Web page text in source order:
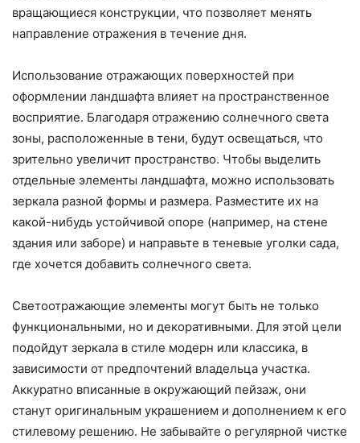
вращающиеся конструкции, что позволяет менять
направление отражения в течение дня.
Использование отражающих поверхностей при
оформлении ландшафта влияет на пространственное
восприятие. Благодаря отражению солнечного света
зоны, расположенные в тени, будут освещаться, что
зрительно увеличит пространство. Чтобы выделить
отдельные элементы ландшафта, можно использовать
зеркала разной формы и размера. Разместите их на
какой-нибудь устойчивой опоре (например, на стене
здания или заборе) и направьте в теневые уголки сада,
где хочется добавить солнечного света.
Светоотражающие элементы могут быть не только
функциональными, но и декоративными. Для этой цели
подойдут зеркала в стиле модерн или классика, в
зависимости от предпочтений владельца участка.
Аккуратно вписанные в окружающий пейзаж, они
станут оригинальным украшением и дополнением к его
стилевому решению. Не забывайте о регулярной чистке